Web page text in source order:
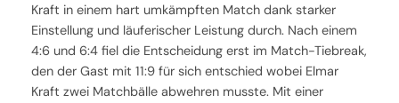
Kraft in einem hart umkämpften Match dank starker
Einstellung und läuferischer Leistung durch. Nach einem
4:6 und 6:4 fiel die Entscheidung erst im Match-Tiebreak,
den der Gast mit 11:9 für sich entschied wobei Elmar
Kraft zwei Matchbälle abwehren musste. Mit einer